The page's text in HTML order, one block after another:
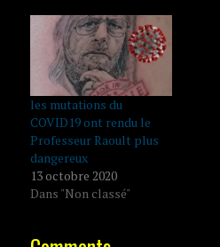
les mutations du
COVID19 ont rendu le
Professeur Raoult plus
dangereux
13 octobre 2020
Dans "Non classé"